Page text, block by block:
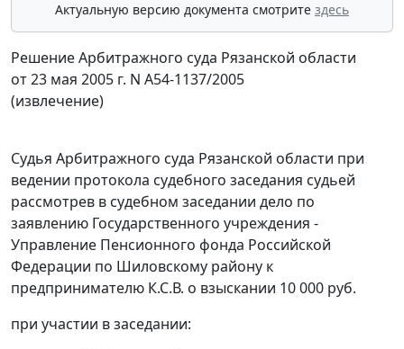
Актуальную версию документа смотрите здесь
Решение Арбитражного суда Рязанской области
от 23 мая 2005 г. N А54-1137/2005
(извлечение)
Судья Арбитражного суда Рязанской области при
ведении протокола судебного заседания судьей
рассмотрев в судебном заседании дело по
заявлению Государственного учреждения -
Управление Пенсионного фонда Российской
Федерации по Шиловскому району к
предпринимателю К.С.В. о взыскании 10 000 руб.
при участии в заседании: